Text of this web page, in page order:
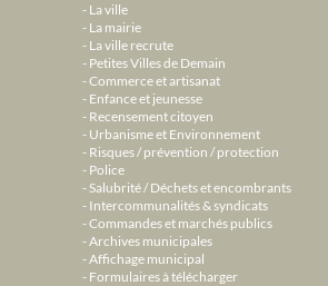
La ville
La mairie
La ville recrute
Petites Villes de Demain
Commerce et artisanat
Enfance et jeunesse
Recensement citoyen
Urbanisme et Environnement
Risques / prévention / protection
Police
Salubrité / Déchets et encombrants
Intercommunalités & syndicats
Commandes et marchés publics
Archives municipales
Affichage municipal
Formulaires à télécharger